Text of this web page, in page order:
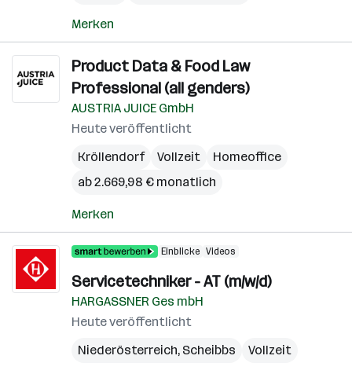
Merken
Product Data & Food Law
Professional (all genders)
AUSTRIA JUICE GmbH
Heute veröffentlicht
Kröllendorf
Vollzeit
Homeoffice
ab 2.669,98 € monatlich
Merken
Einblicke Videos
Servicetechniker - AT (m/w/d)
HARGASSNER Ges mbH
Heute veröffentlicht
Niederösterreich, Scheibbs Vollzeit